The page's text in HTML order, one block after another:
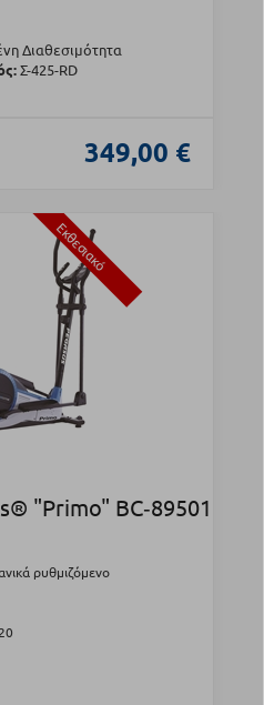
Διαθεσιμότητα
Σ-425-RD
349,00 €
Εκθεσιακό
"Primo" BC‑89501
ρυθμιζόμενο